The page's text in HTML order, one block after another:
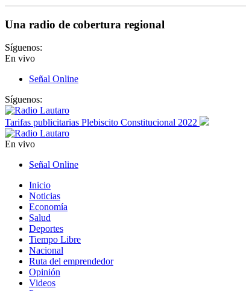
Una radio de cobertura regional
Síguenos:
En vivo
Señal Online
Síguenos:
Tarifas publicitarias Plebiscito Constitucional 2022
En vivo
Señal Online
Inicio
Noticias
Economía
Salud
Deportes
Tiempo Libre
Nacional
Ruta del emprendedor
Opinión
Videos